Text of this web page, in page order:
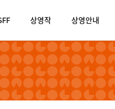
상영작 상영안내